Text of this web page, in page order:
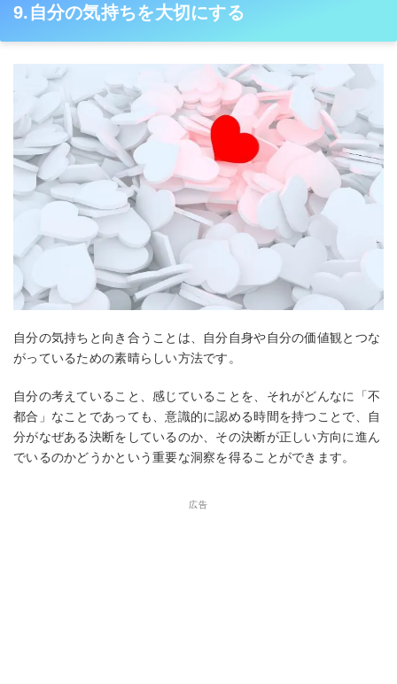
9.自分の気持ちを大切にする
自分の気持ちと向き合うことは、自分自身や自分の価値観とつな
がっているための素晴らしい方法です。
自分の考えていること、感じていることを、それがどんなに「不
都合」なことであっても、意識的に認める時間を持つことで、自
分がなぜある決断をしているのか、その決断が正しい方向に進ん
でいるのかどうかという重要な洞察を得ることができます。
広告